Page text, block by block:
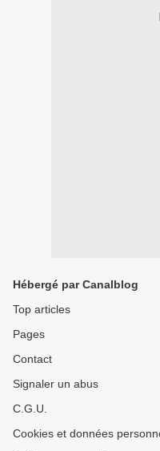
Hébergé par Canalblog
Top articles
Pages
Contact
Signaler un abus
C.G.U.
Cookies et données